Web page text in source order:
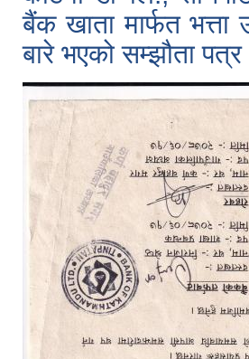
बैंक खाता मार्फत भत्ता
बारे भएको सम्झौता पत्र